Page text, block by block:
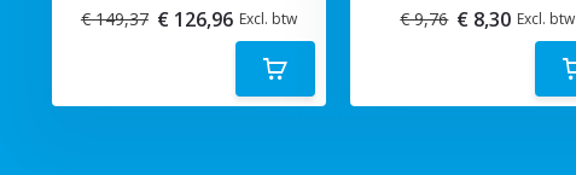
€ 149,37 € 126,96 Excl. btw
€ 9,76 € 8,30 Excl. btw